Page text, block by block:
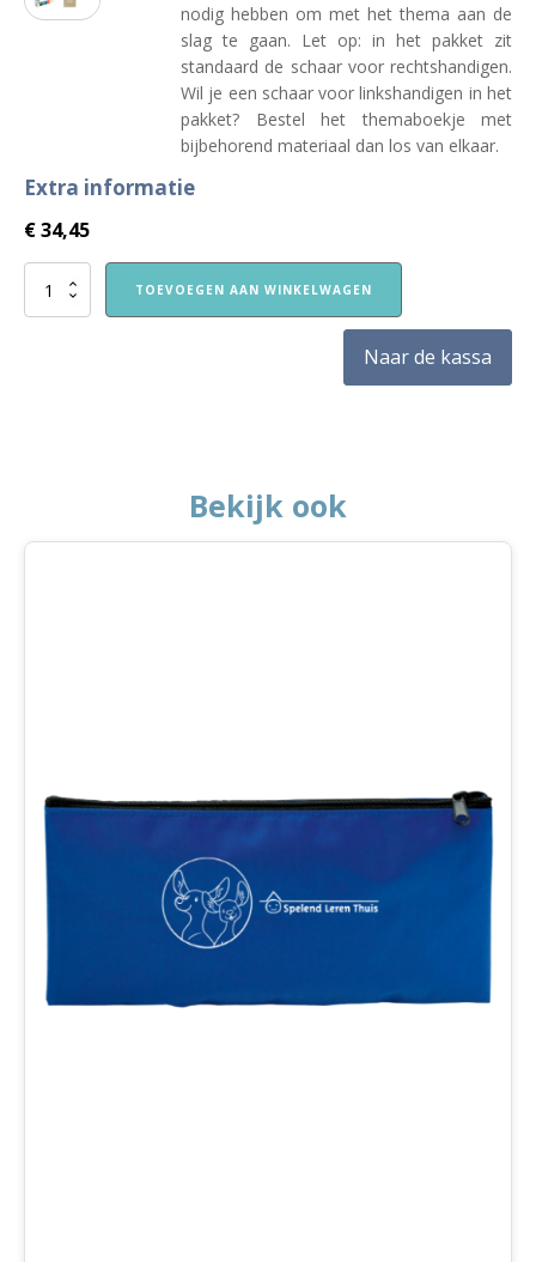
nodig hebben om met het thema aan de
slag te gaan. Let op: in het pakket zit
standaard de schaar voor rechtshandigen.
Wil je een schaar voor linkshandigen in het
pakket? Bestel het themaboekje met
bijbehorend materiaal dan los van elkaar.
Extra informatie
€34,45
Nieuw!
TOEVOEGEN AAN WINKELWAGEN
Naar de kassa
Bekijk ook